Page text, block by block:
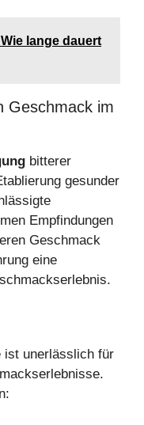
lange dauert
Geschmack im
bitterer
gesunder
Empfindungen
Geschmack
eine
ist unerlässlich für